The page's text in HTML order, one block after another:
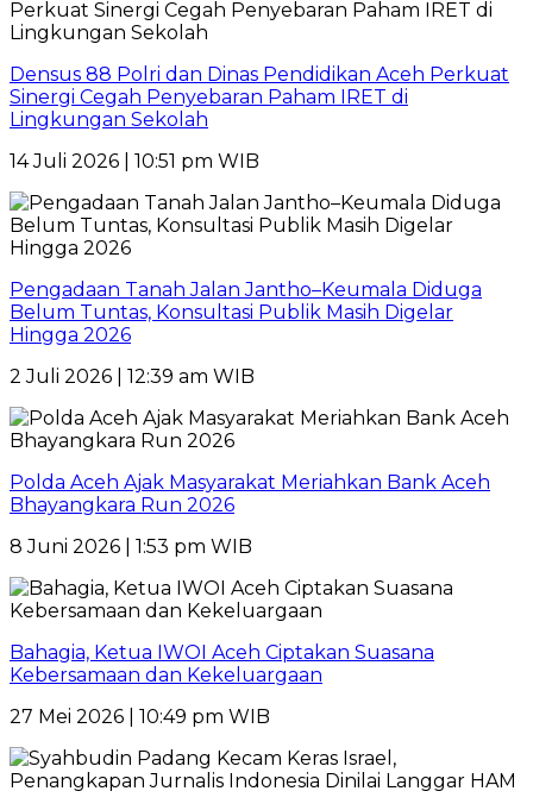
Densus 88 Polri dan Dinas Pendidikan Aceh Perkuat
Sinergi Cegah Penyebaran Paham IRET di
Lingkungan Sekolah
14 Juli 2026 | 10:51 pm WIB
Pengadaan Tanah Jalan Jantho–Keumala Diduga
Belum Tuntas, Konsultasi Publik Masih Digelar
Hingga 2026
2 Juli 2026 | 12:39 am WIB
Polda Aceh Ajak Masyarakat Meriahkan Bank Aceh
Bhayangkara Run 2026
8 Juni 2026 | 1:53 pm WIB
Bahagia, Ketua IWOI Aceh Ciptakan Suasana
Kebersamaan dan Kekeluargaan
27 Mei 2026 | 10:49 pm WIB